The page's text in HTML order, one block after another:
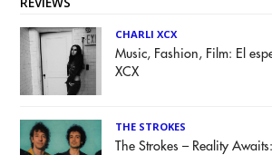
CHARLI XCX
Music, Fashion, Film: El
XCX
THE STROKES
The Strokes – Reality